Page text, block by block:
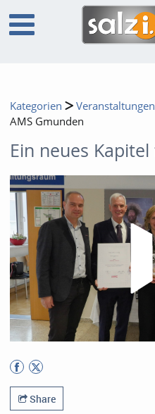
Kategorien Veranstaltungen
AMS Gmunden
Share